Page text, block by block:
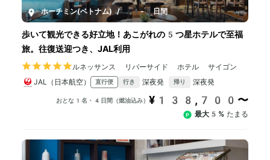
ホーチミン(ベトナム) / 4-8日間
歩いて観光できる好立地！あこがれの5つ星ホテルで至福
旅。往復送迎つき、JAL利用
ルネッサンス リバーサイド ホテル サイゴン
JAL（日本航空）
直行便 行き 深夜発 帰り 深夜発
おとな1名・4日間（燃油込み） ¥138,700〜
最大5% たまる